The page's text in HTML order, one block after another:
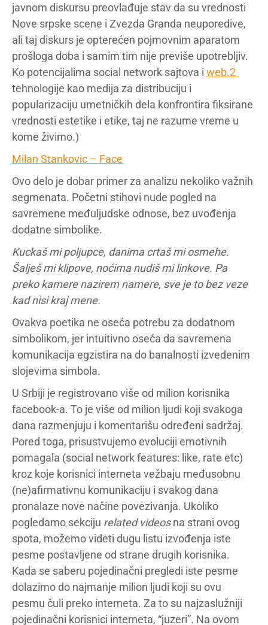
javnom diskursu preovlađuje stav da su vrednosti
Nove srpske scene i Zvezda Granda neuporedive,
ali taj diskurs je opterećen pojmovnim aparatom
prošloga doba i samim tim nije previše upotrebljiv.
Ko potencijalima social network sajtova i web.2
tehnologije kao medija za distribuciju i
popularizaciju umetničkih dela konfrontira fiksirane
vrednosti estetike i etike, taj ne razume vreme u
kome živimo.)
Milan Stankovic – Face
Ovo delo je dobar primer za analizu nekoliko važnih
segmenata. Početni stihovi nude pogled na
savremene međuljudske odnose, bez uvođenja
dodatne simbolike.
Kuckaš mi poljupce, danima crtaš mi osmehe.
Šalješ mi klipove, noćima nudiš mi linkove. Pa
preko kamere nazirem namere, sve je to bez veze
kad nisi kraj mene.
Ovakva poetika ne oseća potrebu za dodatnom
simbolikom, jer intuitivno oseća da savremena
komunikacija egzistira na do banalnosti izvedenim
slojevima simbola.
U Srbiji je registrovano više od milion korisnika
facebook-a. To je više od milion ljudi koji svakoga
dana razmenjuju i komentarišu određeni sadržaj.
Pored toga, prisustvujemo evoluciji emotivnih
pomagala (social network features: like, rate etc)
kroz koje korisnici interneta vežbaju međusobnu
(ne)afirmativnu komunikaciju i svakog dana
pronalaze nove načine povezivanja. Ukoliko
pogledamo sekciju related videosna strani ovog
spota, možemo videti dugu listu izvođenja iste
pesme postavljene od strane drugih korisnika.
Kada se saberu pojedinačni pregledi iste pesme
dolazimo do najmanje milion ljudi koji su ovu
pesmu čuli preko interneta. Za to su najzaslužniji
pojedinačni korisnici interneta, “juzeri”. Na ovom